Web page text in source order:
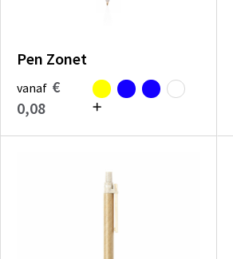
Pen Zonet
vanaf €
0,08